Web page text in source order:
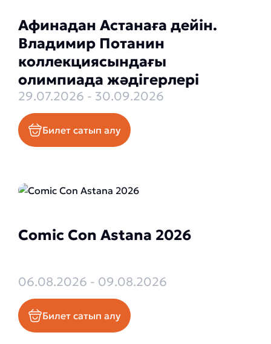
Афинадан Астанаға дейін.
Владимир Потанин
коллекциясындағы
олимпиада жәдігерлері
29.07.2026 - 30.09.2026
Билет сатып алу
Comic Con Astana 2026
06.08.2026 - 09.08.2026
Билет сатып алу